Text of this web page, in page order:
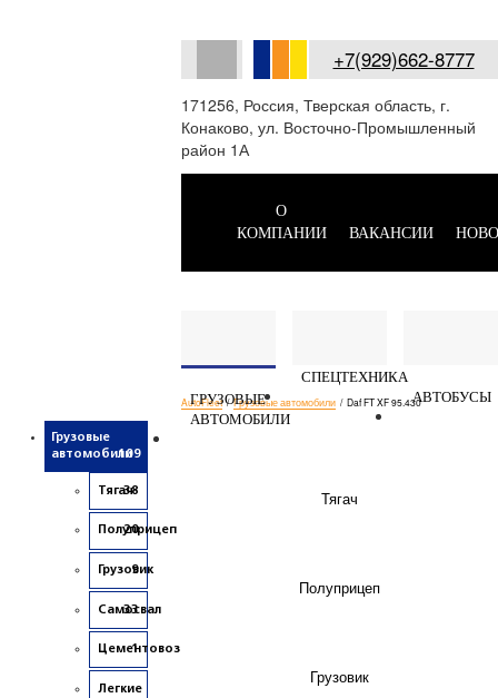
+7(929)662-8777
171256, Россия, Тверская область, г.
Конаково, ул. Восточно-Промышленный
район 1А
О
КОМПАНИИ
ВАКАНСИИ
ГРУЗОВЫЕ
АВТОМОБИЛИ
СПЕЦТЕХНИКА
АВТОБУСЫ
AutoFleet / Грузовые автомобили / Daf FT XF 95.430
Грузовые
автомобили
109
Тягач38
Полуприцеп
20
Грузовик
9
Самосвал
33
Цементовоз
1
Легкие
Тягач
Полуприцеп
Грузовик